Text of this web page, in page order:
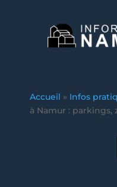
Accueil » Infos
à Namur :